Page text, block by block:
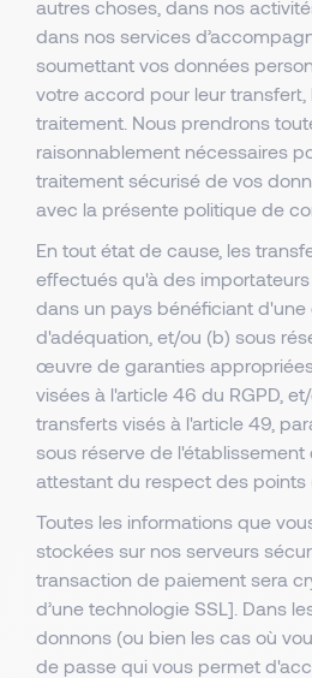
autres choses, dans nos
dans nos services
soumettant vos données
votre accord pour leur
traitement. Nous prendrons
raisonnablement nécessaires
traitement sécurisé de vos
avec la présente politique de
En tout état de cause, les
effectués qu'à des
dans un pays bénéficiant d'une
d'adéquation, et/ou (b) sous
œuvre de garanties
visées à l'article 46 du RGPD,
transferts visés à l'article 49,
sous réserve de
attestant du respect des points
Toutes les informations que
stockées sur nos serveurs
transaction de paiement sera
d’une technologie SSL]. Dans
donnons (ou bien les cas où
de passe qui vous permet